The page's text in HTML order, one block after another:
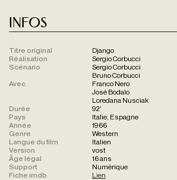
Infos
Titre original
Django
Réalisation
Sergio Corbucci
Scénario
Sergio Corbucci
Bruno Corbucci
Avec
Franco Nero
José Bodalo
Loredana Nusciak
Durée
92'
Pays
Italie, Espagne
Année
1966
Genre
Western
Langue du film
Italien
Version
vost
Âge légal
16 ans
Support
Numérique
Fiche imdb
Lien